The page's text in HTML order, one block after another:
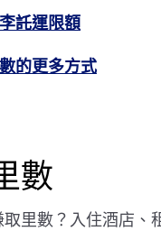
託運限額
的更多方式
數
里數？入住酒店、